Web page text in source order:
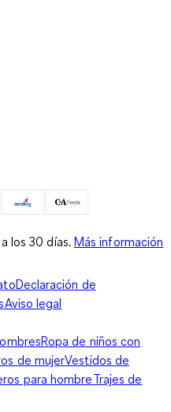
los 30 días. Más información
Declaración de
Aviso legal
Ropa de niños con
de mujerVestidos de
para hombreTrajes de